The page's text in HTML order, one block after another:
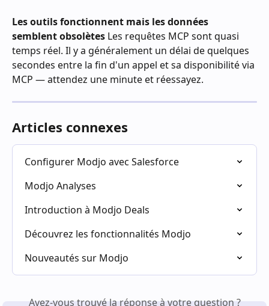
Les outils fonctionnent mais les données
semblent obsolètes Les requêtes MCP sont quasi
temps réel. Il y a généralement un délai de quelques
secondes entre la fin d'un appel et sa disponibilité via
MCP — attendez une minute et réessayez.
Articles connexes
Configurer Modjo avec Salesforce
Modjo Analyses
Introduction à Modjo Deals
Découvrez les fonctionnalités Modjo
Nouveautés sur Modjo
Avez-vous trouvé la réponse à votre question ?